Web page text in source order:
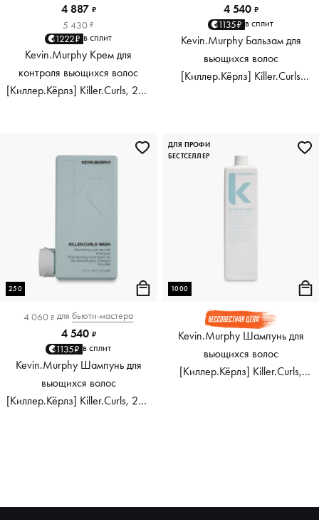
4 887 ₽
5 430 ₽
1222₽ в сплит
Kevin.Murphy Крем для
контроля вьющихся волос
[Киллер.Кёрлз] Killer.Curls, 200
4 540 ₽
1135₽ в сплит
Kevin.Murphy Бальзам для
вьющихся волос
[Киллер.Кёрлз] Killer.Curls
250
4 060 ₽ для бьюти-мастера
4 540 ₽
1135₽ в сплит
Kevin.Murphy Шампунь для
вьющихся волос
[Киллер.Кёрлз] Killer.Curls, 250
1000
Kevin.Murphy Шампунь для
вьющихся волос
[Киллер.Кёрлз] Killer.Curls,
ДЛЯ ПРОФИ
БЕСТСЕЛЛЕР